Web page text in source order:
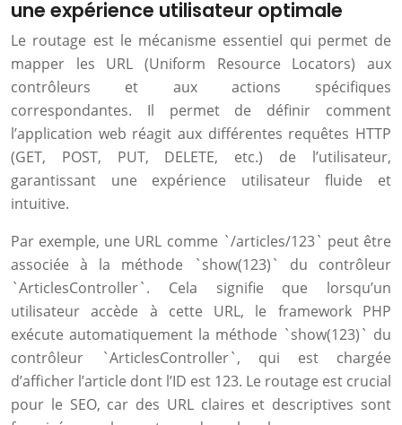
une expérience utilisateur optimale
Le routage est le mécanisme essentiel qui permet de
mapper les URL (Uniform Resource Locators) aux
contrôleurs et aux actions spécifiques
correspondantes. Il permet de définir comment
l’application web réagit aux différentes requêtes HTTP
(GET, POST, PUT, DELETE, etc.) de l’utilisateur,
garantissant une expérience utilisateur fluide et
intuitive.
Par exemple, une URL comme `/articles/123` peut être
associée à la méthode `show(123)` du contrôleur
`ArticlesController`. Cela signifie que lorsqu’un
utilisateur accède à cette URL, le framework PHP
exécute automatiquement la méthode `show(123)` du
contrôleur `ArticlesController`, qui est chargée
d’afficher l’article dont l’ID est 123. Le routage est crucial
pour le SEO, car des URL claires et descriptives sont